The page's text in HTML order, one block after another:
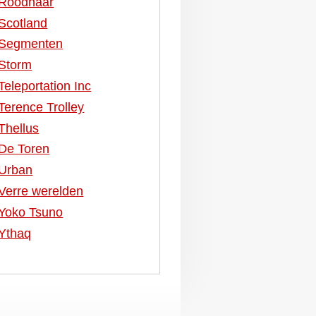
Inc
Trolley
Toren
werelden
Tsuno